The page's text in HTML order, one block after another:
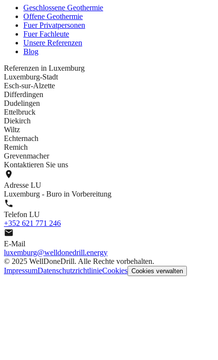
Geschlossene Geothermie
Offene Geothermie
Fuer Privatpersonen
Fuer Fachleute
Unsere Referenzen
Blog
Referenzen in Luxemburg
Luxemburg-Stadt
Esch-sur-Alzette
Differdingen
Dudelingen
Ettelbruck
Diekirch
Wiltz
Echternach
Remich
Grevenmacher
Kontaktieren Sie uns
Adresse LU
Luxemburg - Buro in Vorbereitung
Telefon LU
+352 621 771 246
E-Mail
luxemburg@welldonedrill.energy
© 2025 WellDoneDrill. Alle Rechte vorbehalten.
ImpressumDatenschutzrichtlinieCookies Cookies verwalten